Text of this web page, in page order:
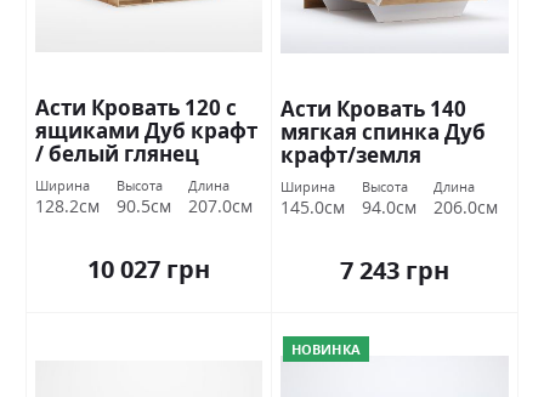
Асти Кровать 120 с
ящиками Дуб крафт
/ белый глянец
Миромарк
Ширина
128.2см
Высота
90.5см
Длина
207.0см
10 027 грн
Асти Кровать 140
мягкая спинка Дуб
крафт/земля
Миромарк
Ширина
145.0см
Высота
94.0см
Длина
206.0см
7 243 грн
НОВИНКА